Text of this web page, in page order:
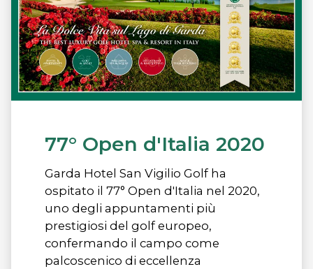
77° Open d'Italia 2020
Garda Hotel San Vigilio Golf ha
ospitato il 77° Open d'Italia nel 2020,
uno degli appuntamenti più
prestigiosi del golf europeo,
confermando il campo come
palcoscenico di eccellenza